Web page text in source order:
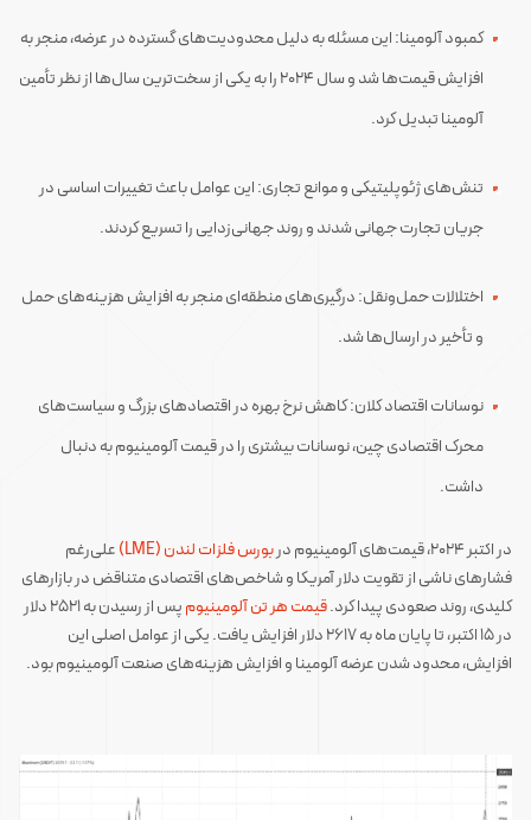
کمبود آلومینا: این مسئله به دلیل محدودیت‌های گسترده در عرضه، منجر به
افزایش قیمت‌ها شد و سال ۲۰۲۴ را به یکی از سخت‌ترین سال‌ها از نظر تأمین
آلومینا تبدیل کرد.
تنش‌های ژئوپلیتیکی و موانع تجاری: این عوامل باعث تغییرات اساسی در
جریان تجارت جهانی شدند و روند جهانی‌زدایی را تسریع کردند.
اختلالات حمل‌ونقل: درگیری‌های منطقه‌ای منجر به افزایش هزینه‌های حمل
و تأخیر در ارسال‌ها شد.
نوسانات اقتصاد کلان: کاهش نرخ بهره در اقتصاد‌های بزرگ و سیاست‌های
محرک اقتصادی چین، نوسانات بیشتری را در قیمت آلومینیوم به دنبال
داشت.
در اکتبر ۲۰۲۴، قیمت‌های آلومینیوم در بورس فلزات لندن (LME)
علی‌رغم
فشار‌های ناشی از تقویت دلار آمریکا و شاخص‌های اقتصادی متناقض در بازار‌های
کلیدی، روند صعودی پیدا کرد.قیمت هر تن آلومینیوم
پس از رسیدن به ۲۵۲۱ دلار
در ۱۵ اکتبر، تا پایان ماه به ۲۶۱۷ دلار افزایش یافت. یکی از عوامل اصلی این
افزایش، محدود شدن عرضه آلومینا و افزایش هزینه‌های صنعت آلومینیوم بود.